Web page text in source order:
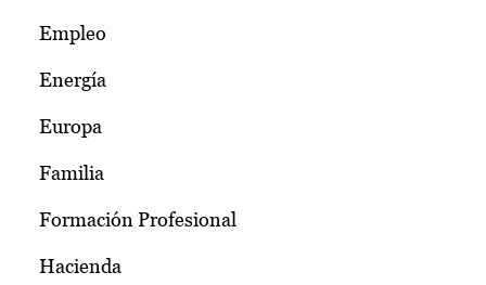
Empleo
Energía
Europa
Familia
Formación Profesional
Hacienda